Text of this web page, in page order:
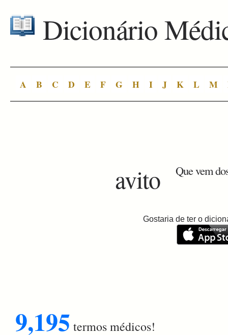
Dicionário
A B C D E F G H I J K L M
avito Que vem
Gostaria de ter o
9,195 termos médicos!